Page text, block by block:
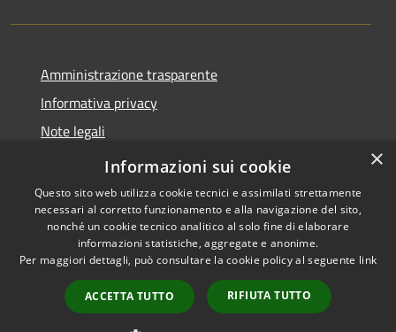
Amministrazione trasparente
Informativa privacy
Note legali
Dichiarazione di accessibilità
Accessibilità
Powered byMunicipium
Accesso redazione
×
Informazioni sui cookie
Questo sito web utilizza cookie tecnici e assimilati strettamente
necessari al corretto funzionamento e alla navigazione del sito,
nonché un cookie tecnico analitico al solo fine di elaborare
informazioni statistiche, aggregate e anonime.
Per maggiori dettagli, può consultare la cookie policy al seguente link
ACCETTA TUTTO RIFIUTA TUTTO